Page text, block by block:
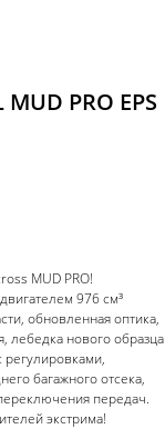
PRO EPS
MUD PRO!
976 см³
обновленная оптика,
лебедка нового образца
багажного отсека,
передач.
экстрима!